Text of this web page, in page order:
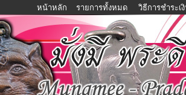
หน้าหลัก รายการทั้งหมด วิธีการชำระเ